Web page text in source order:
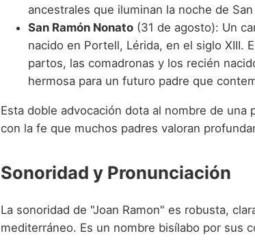
ancestrales que iluminan la noche de
San Ramón Nonato (31 de agosto): Un
nacido en Portell, Lérida, en el siglo XIII.
partos, las comadronas y los recién
hermosa para un futuro padre que
Esta doble advocación dota al nombre de
con la fe que muchos padres valoran
Sonoridad y Pronunciación
La sonoridad de "Joan Ramon" es robusta,
mediterráneo. Es un nombre bisílabo por sus